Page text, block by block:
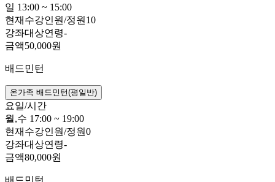
일 13:00 ~ 15:00
현재수강인원/정원 10
강좌대상연령-
금액50,000원
배드민턴
온가족 배드민턴(평일반)
요일/시간
월,수 17:00 ~ 19:00
현재수강인원/정원0
강좌대상연령-
금액80,000원
배드민턴